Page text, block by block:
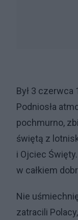
Był 3
Podniosła
pochmurno,
świętą z
i Ojciec
w całkiem
Nie
zatracili